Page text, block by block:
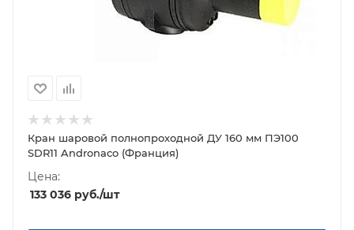
Кран шаровой полнопроходной ДУ 160 мм ПЭ100
SDR11 Andronaco (Франция)
Цена:
133 036 руб./шт